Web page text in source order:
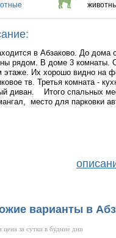
в Абзаково. До дома
рядом. В доме 3 комнаты.
этаже. Их хорошо видно на
тв. Третья комната -
диван. Итого спальных
место для парковки
варианты в
цена за сутки в будние дни